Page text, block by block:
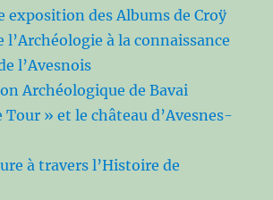
exposition des Albums de Croÿ
l’Archéologie à la connaissance
l’Avesnois
Archéologique de Bavai
Tour » et le château d’Avesnes-
à travers l’Histoire de